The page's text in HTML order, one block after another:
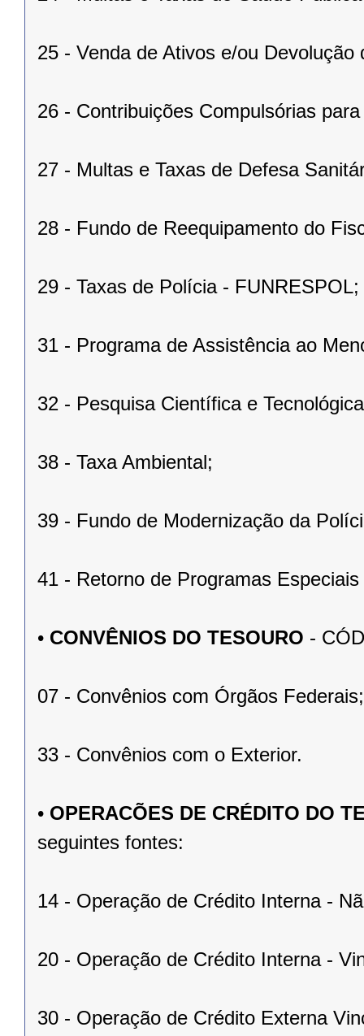
25 - Venda de Ativos e/ou Devolução
26 - Contribuições Compulsórias
27 - Multas e Taxas de Defesa
28 - Fundo de Reequipamento do
29 - Taxas de Polícia - FUNRESPOL;
31 - Programa de Assistência ao
32 - Pesquisa Científica e
38 - Taxa Ambiental;
39 - Fundo de Modernização da
41 - Retorno de Programas
• CONVÊNIOS DO TESOURO -
07 - Convênios com Órgãos Federais;
33 - Convênios com o Exterior.
• OPERACÕES DE CRÉDITO DO
seguintes fontes:
14 - Operação de Crédito Interna -
20 - Operação de Crédito Interna -
30 - Operação de Crédito Externa